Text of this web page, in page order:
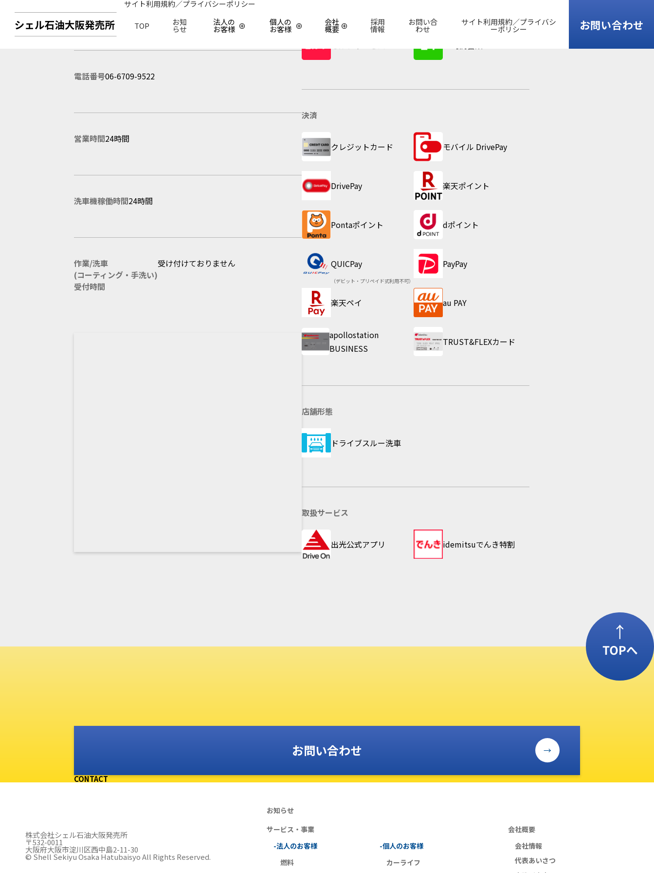
サイト利用規約／プライバシーポリシー
TOP お知
らせ
法人の
お客様
個人の
お客様
会社
概要
採用
情報
お問い合
わせ
サイト利用規約／プライバシ
ーポリシー お問い合わせ
所在地大阪市平野区喜連西6-2-60
電話番号06-6709-9522
営業時間24時間
洗車機稼働時間24時間
作業/洗車
(コーティング・手洗い)
受付時間
受け付けておりません
決済
クレジットカード モバイル DrivePay
DrivePay 楽天ポイント
Pontaポイント dポイント
QUICPay
（デビット・プリペイド式利用不可）
PayPay
楽天ペイ au PAY
apollostation
BUSINESS
TRUST&FLEXカード
店舗形態
ドライブスルー洗車
取扱サービス
出光公式アプリ idemitsuでんき特割
お問い合わせ
CONTACT
株式会社シェル石油大阪発売所
〒532-0011
大阪府大阪市淀川区西中島2-11-30
© Shell Sekiyu Osaka Hatubaisyo All Rights Reserved.
お知らせ
サービス・事業
-法人のお客様
燃料
-個人のお客様
カーライフ
会社概要
会社情報
代表あいさつ